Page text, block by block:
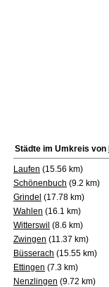
Städte im Umkreis von
Laufen (15.56 km)
Schönenbuch (9.2 km)
Grindel (17.78 km)
Wahlen (16.1 km)
Witterswil (8.6 km)
Zwingen (11.37 km)
Büsserach (15.55 km)
Ettingen (7.3 km)
Nenzlingen (9.72 km)